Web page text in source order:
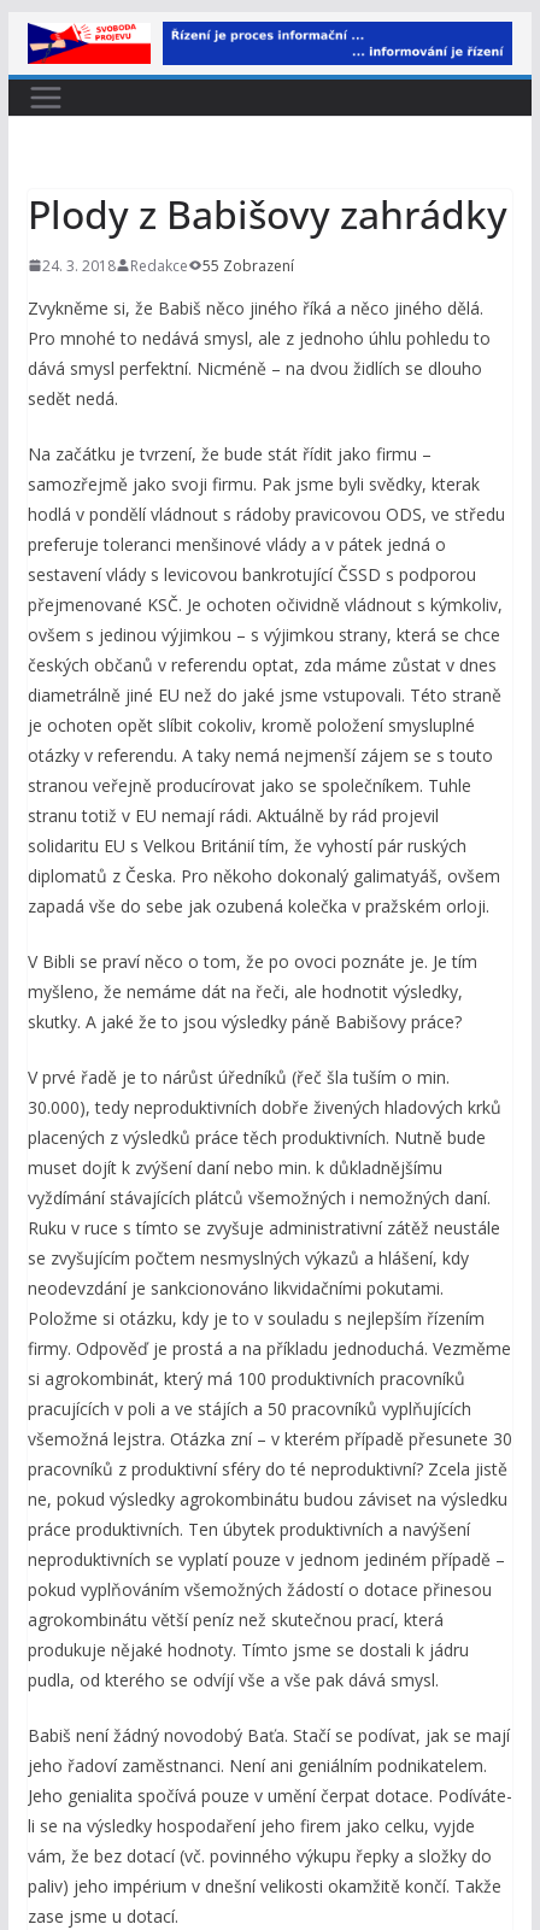
Přeskočit
na
obsah
Plody z Babišovy zahrádky
24. 3. 2018 Redakce 55 Zobrazení
Zvykněme si, že Babiš něco jiného říká a něco jiného dělá.
Pro mnohé to nedává smysl, ale z jednoho úhlu pohledu to
dává smysl perfektní. Nicméně – na dvou židlích se dlouho
sedět nedá.
Na začátku je tvrzení, že bude stát řídit jako firmu –
samozřejmě jako svoji firmu. Pak jsme byli svědky, kterak
hodlá v pondělí vládnout s rádoby pravicovou ODS, ve středu
preferuje toleranci menšinové vlády a v pátek jedná o
sestavení vlády s levicovou bankrotující ČSSD s podporou
přejmenované KSČ. Je ochoten očividně vládnout s kýmkoliv,
ovšem s jedinou výjimkou – s výjimkou strany, která se chce
českých občanů v referendu optat, zda máme zůstat v dnes
diametrálně jiné EU než do jaké jsme vstupovali. Této straně
je ochoten opět slíbit cokoliv, kromě položení smysluplné
otázky v referendu. A taky nemá nejmenší zájem se s touto
stranou veřejně producírovat jako se společníkem. Tuhle
stranu totiž v EU nemají rádi. Aktuálně by rád projevil
solidaritu EU s Velkou Británií tím, že vyhostí pár ruských
diplomatů z Česka. Pro někoho dokonalý galimatyáš, ovšem
zapadá vše do sebe jak ozubená kolečka v pražském orloji.
V Bibli se praví něco o tom, že po ovoci poznáte je. Je tím
myšleno, že nemáme dát na řeči, ale hodnotit výsledky,
skutky. A jaké že to jsou výsledky páně Babišovy práce?
V prvé řadě je to nárůst úředníků (řeč šla tuším o min.
30.000), tedy neproduktivních dobře živených hladových krků
placených z výsledků práce těch produktivních. Nutně bude
muset dojít k zvýšení daní nebo min. k důkladnějšímu
vyždímání stávajících plátců všemožných i nemožných daní.
Ruku v ruce s tímto se zvyšuje administrativní zátěž neustále
se zvyšujícím počtem nesmyslných výkazů a hlášení, kdy
neodevzdání je sankcionováno likvidačními pokutami.
Položme si otázku, kdy je to v souladu s nejlepším řízením
firmy. Odpověď je prostá a na příkladu jednoduchá. Vezměme
si agrokombinát, který má 100 produktivních pracovníků
pracujících v poli a ve stájích a 50 pracovníků vyplňujících
všemožná lejstra. Otázka zní – v kterém případě přesunete 30
pracovníků z produktivní sféry do té neproduktivní? Zcela jistě
ne, pokud výsledky agrokombinátu budou záviset na výsledku
práce produktivních. Ten úbytek produktivních a navýšení
neproduktivních se vyplatí pouze v jednom jediném případě –
pokud vyplňováním všemožných žádostí o dotace přinesou
agrokombinátu větší peníz než skutečnou prací, která
produkuje nějaké hodnoty. Tímto jsme se dostali k jádru
pudla, od kterého se odvíjí vše a vše pak dává smysl.
Babiš není žádný novodobý Baťa. Stačí se podívat, jak se mají
jeho řadoví zaměstnanci. Není ani geniálním podnikatelem.
Jeho genialita spočívá pouze v umění čerpat dotace. Podíváte-
li se na výsledky hospodaření jeho firem jako celku, vyjde
vám, že bez dotací (vč. povinného výkupu řepky a složky do
paliv) jeho impérium v dnešní velikosti okamžitě končí. Takže
zase jsme u dotací.